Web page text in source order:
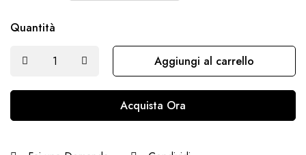
Quantità
Aggiungi al carrello
Acquista Ora